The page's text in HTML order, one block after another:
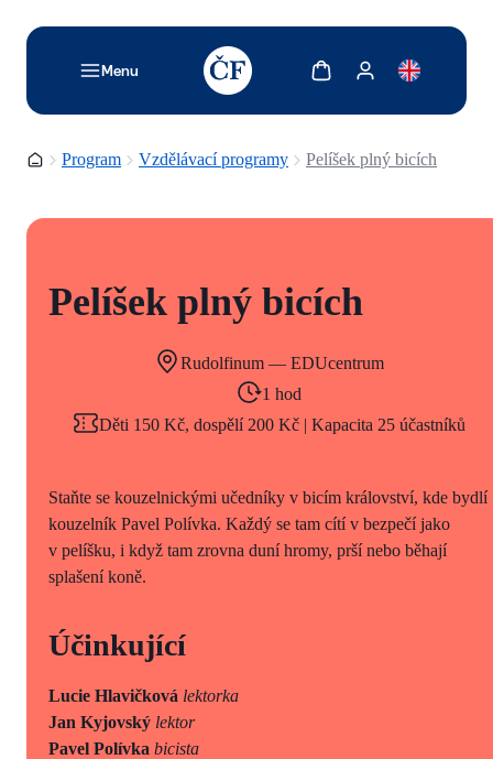
Menu
TODO: Add description for reader
Zobrazit košíkZobrazit můj účet
Domovská stránka
Program Vzdělávací programy Pelíšek plný bicích
Pelíšek plný bicích
Rudolfinum — EDUcentrum
1 hod
Děti 150 Kč, dospělí 200 Kč | Kapacita 25 účastníků
Staňte se kouzelnickými učedníky v bicím království, kde bydlí
kouzelník Pavel Polívka. Každý se tam cítí v bezpečí jako
v pelíšku, i když tam zrovna duní hromy, prší nebo běhají
splašení koně.
Účinkující
Lucie Hlavičková lektorka
Jan Kyjovský lektor
Pavel Polívka bicista